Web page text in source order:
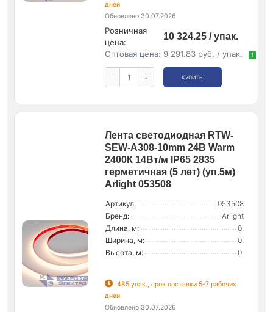
дней
Обновлено 30.07.2026
Розничная
цена:
10 324.25 / упак.
Оптовая цена: 9 291.83 руб. / упак. !
- + КУПИТЬ
Лента светодиодная RTW-
SEW-A308-10mm 24В Warm
2400К 14Вт/м IP65 2835
герметичная (5 лет) (уп.5м)
Arlight 053508
Артикул:
053508
Бренд:
Arlight
Длина, м:
0.
Ширина, м:
0.
Высота, м:
0.
485 упак., срок поставки 5-7 рабочих
дней
Обновлено 30.07.2026